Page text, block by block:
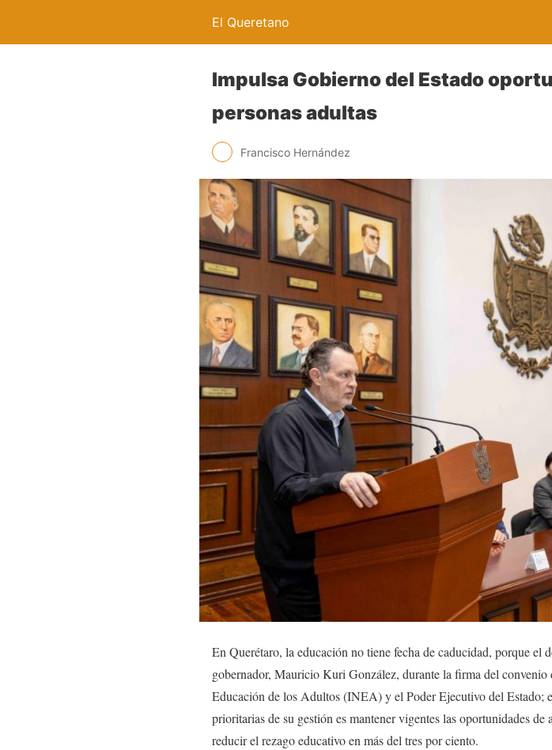
El Queretano
Impulsa Gobierno del Estado
personas adultas
Francisco Hernández
En Querétaro, la educación no tiene fecha de caducidad, porque el
gobernador, Mauricio Kuri González, durante la firma del
Educación de los Adultos (INEA) y el Poder Ejecutivo del Estado;
prioritarias de su gestión es mantener vigentes las oportunidades
reducir el rezago educativo en más del tres por ciento.